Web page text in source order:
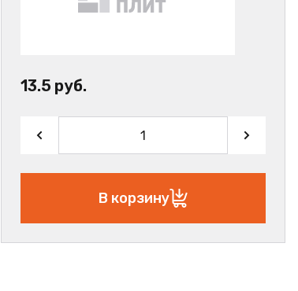
13.5 руб.
В корзину